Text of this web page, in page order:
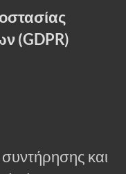
(GDPR)
και